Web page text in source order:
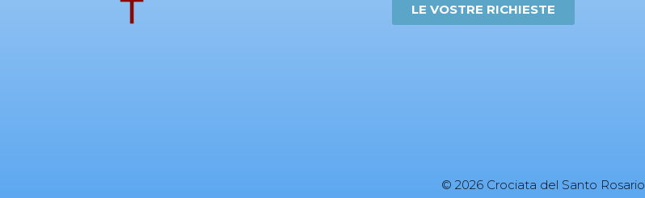
LE VOSTRE RICHIESTE
© 2026 Crociata del Santo Rosario